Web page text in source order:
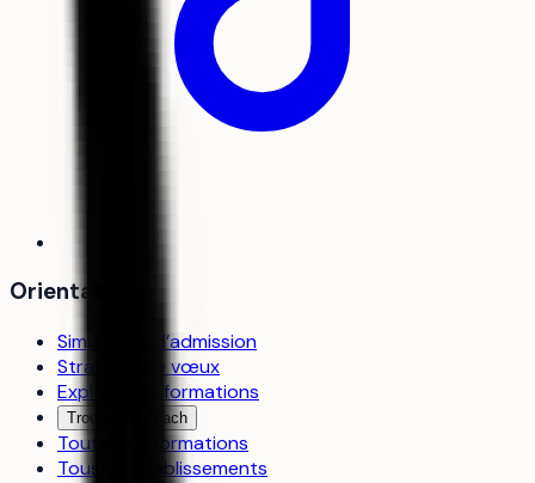
Orientation
Simulateur d’admission
Stratégie de vœux
Explorer les formations
Trouver un coach
Toutes les formations
Tous les établissements